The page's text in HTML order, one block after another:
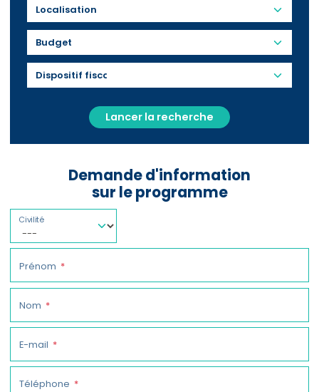
Budget
Lancer la recherche
Demande d'information
sur le programme
Civilité
Prénom
Nom
E-mail
Téléphone